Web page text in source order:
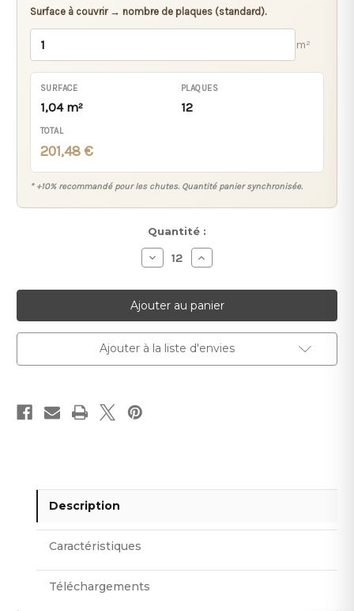
Surface à couvrir → nombre de plaques (standard).
m²
SURFACE
1,04 m²
PLAQUES
12
TOTAL
201,48 €
* +10% recommandé pour les chutes. Quantité panier synchronisée.
Quantité :
Diminuer
la
pour
Carrelage
mural
Kitkat
Gris
Augmenter
la
pour
Carrelage
mural
Kitkat
Gris
Ajouter à la liste d'envies
Description
Caractéristiques
Téléchargements